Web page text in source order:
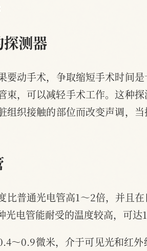
测器
要动手术，争取缩短手术时间
，可以减轻手术工作。这种
组织接触的部位而改变声调，
比普通光电管高1～2倍，并且
光电管能耐受的温度较高，可达
～0.9微米，介于可见光和红